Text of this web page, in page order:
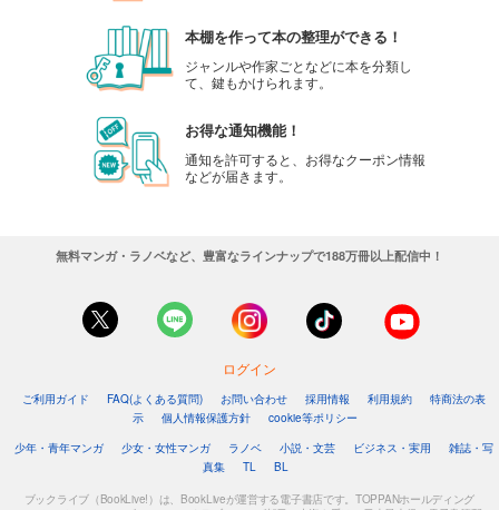
本棚を作って本の整理ができる！
ジャンルや作家ごとなどに本を分類し
て、鍵もかけられます。
お得な通知機能！
通知を許可すると、お得なクーポン情報
などが届きます。
無料マンガ・ラノベなど、豊富なラインナップで188万冊以上配信中！
ログイン
ご利用ガイド FAQ(よくある質問) お問い合わせ 採用情報 利用規約
特商法の表
示
個人情報保護方針
cookie等ポリシー
少年・青年マンガ
少女・女性マンガ ラノベ 小説・文芸 ビジネス・実用
雑誌・写
真集
TL BL
ブックライブ（BookLive!）は、BookLiveが運営する電子書店です。TOPPANホールディング